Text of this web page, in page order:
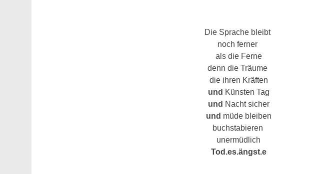
Die Sprache bleibt
noch ferner
als die Ferne
denn die Träume
die ihren Kräften
und Künsten Tag
und Nacht sicher
und müde bleiben
buchstabieren
unermüdlich
Tod.es.ängst.e